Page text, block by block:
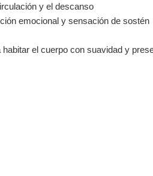
y el descanso
emocional y sensación de sostén
habitar el cuerpo con suavidad y